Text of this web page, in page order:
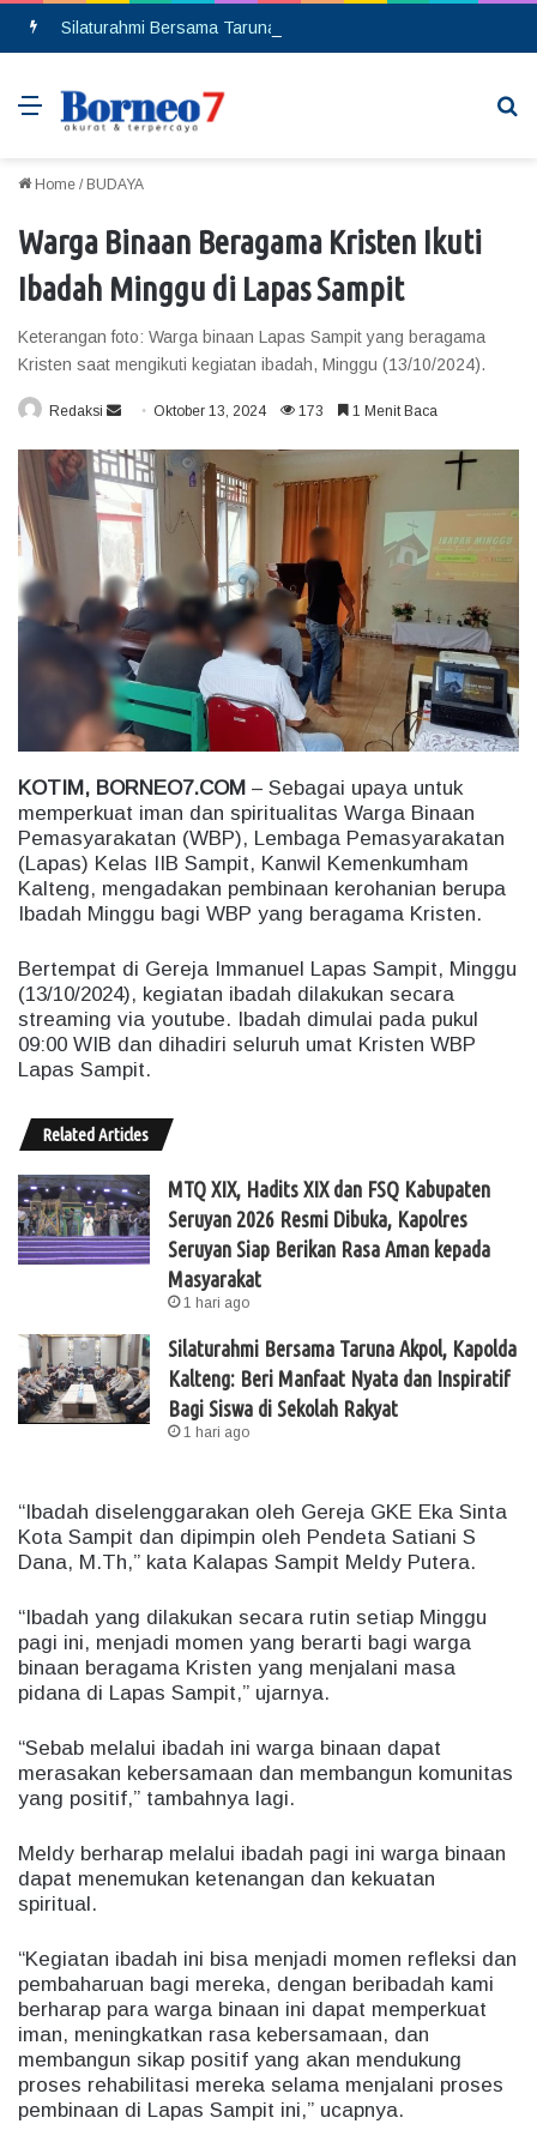
Menu
Home / BUDAYA
Warga Binaan Beragama Kristen Ikuti
Ibadah Minggu di Lapas Sampit
Keterangan foto: Warga binaan Lapas Sampit yang beragama
Kristen saat mengikuti kegiatan ibadah, Minggu (13/10/2024).
Redaksi
n
a
e
m
a
l
Oktober 13, 2024 173 1 Menit Baca
KOTIM, BORNEO7.COM – Sebagai upaya untuk
memperkuat iman dan spiritualitas Warga Binaan
Pemasyarakatan (WBP), Lembaga Pemasyarakatan
(Lapas) Kelas IIB Sampit, Kanwil Kemenkumham
Kalteng, mengadakan pembinaan kerohanian berupa
Ibadah Minggu bagi WBP yang beragama Kristen.
Bertempat di Gereja Immanuel Lapas Sampit, Minggu
(13/10/2024), kegiatan ibadah dilakukan secara
streaming via youtube. Ibadah dimulai pada pukul
09:00 WIB dan dihadiri seluruh umat Kristen WBP
Lapas Sampit.
Related Articles
MTQ XIX, Hadits XIX dan FSQ Kabupaten
Seruyan 2026 Resmi Dibuka, Kapolres
Seruyan Siap Berikan Rasa Aman kepada
Masyarakat
1 hari ago
Silaturahmi Bersama Taruna Akpol, Kapolda
Kalteng: Beri Manfaat Nyata dan Inspiratif
Bagi Siswa di Sekolah Rakyat
1 hari ago
“Ibadah diselenggarakan oleh Gereja GKE Eka Sinta
Kota Sampit dan dipimpin oleh Pendeta Satiani S
Dana, M.Th,” kata Kalapas Sampit Meldy Putera.
“Ibadah yang dilakukan secara rutin setiap Minggu
pagi ini, menjadi momen yang berarti bagi warga
binaan beragama Kristen yang menjalani masa
pidana di Lapas Sampit,” ujarnya.
“Sebab melalui ibadah ini warga binaan dapat
merasakan kebersamaan dan membangun komunitas
yang positif,” tambahnya lagi.
Meldy berharap melalui ibadah pagi ini warga binaan
dapat menemukan ketenangan dan kekuatan
spiritual.
“Kegiatan ibadah ini bisa menjadi momen refleksi dan
pembaharuan bagi mereka, dengan beribadah kami
berharap para warga binaan ini dapat memperkuat
iman, meningkatkan rasa kebersamaan, dan
membangun sikap positif yang akan mendukung
proses rehabilitasi mereka selama menjalani proses
pembinaan di Lapas Sampit ini,” ucapnya.